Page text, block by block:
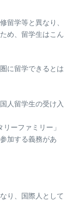
留学等と異なり、
め、留学生はこん
に留学できるとは
人留学生の受け入
ーファミリー」
加する義務があ
り、国際人として